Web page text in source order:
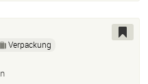
Verpackung